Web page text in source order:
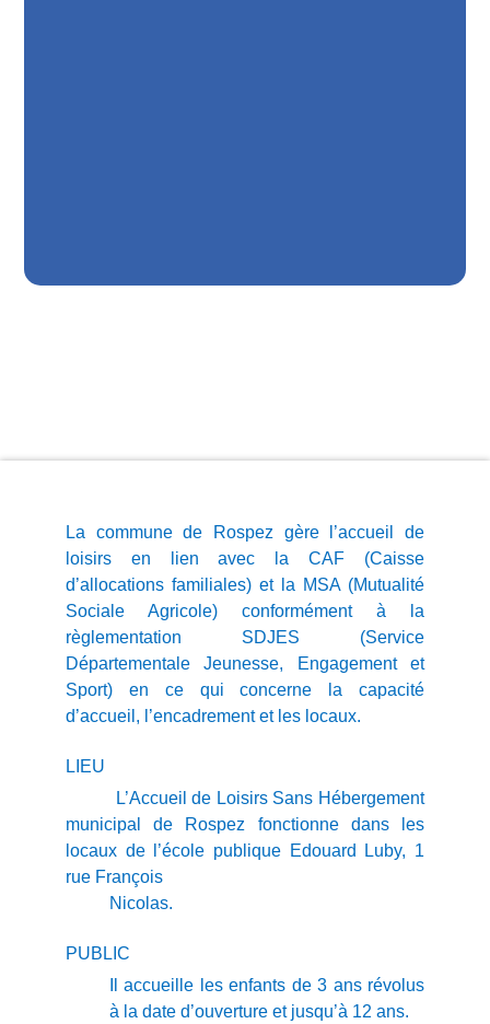
La commune de Rospez gère l’accueil de
loisirs en lien avec la CAF (Caisse
d’allocations familiales) et la MSA (Mutualité
Sociale Agricole) conformément à la
règlementation SDJES (Service
Départementale Jeunesse, Engagement et
Sport) en ce qui concerne la capacité
d’accueil, l’encadrement et les locaux.
LIEU
L’Accueil de Loisirs Sans Hébergement
municipal de Rospez fonctionne dans les
locaux de l’école publique Edouard Luby, 1
rue François
Nicolas.
PUBLIC
Il accueille les enfants de 3 ans révolus
à la date d’ouverture et jusqu’à 12 ans.